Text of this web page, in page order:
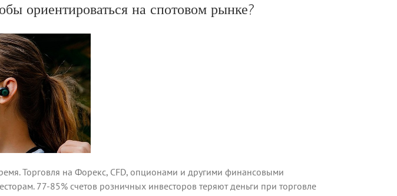
ориентироваться на спотовом рынке?
Торговля на Форекс, CFD, опционами и другими финансовыми
77-85% счетов розничных инвесторов теряют деньги при торговле